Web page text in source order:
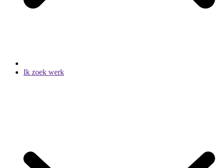
Ik zoek werk